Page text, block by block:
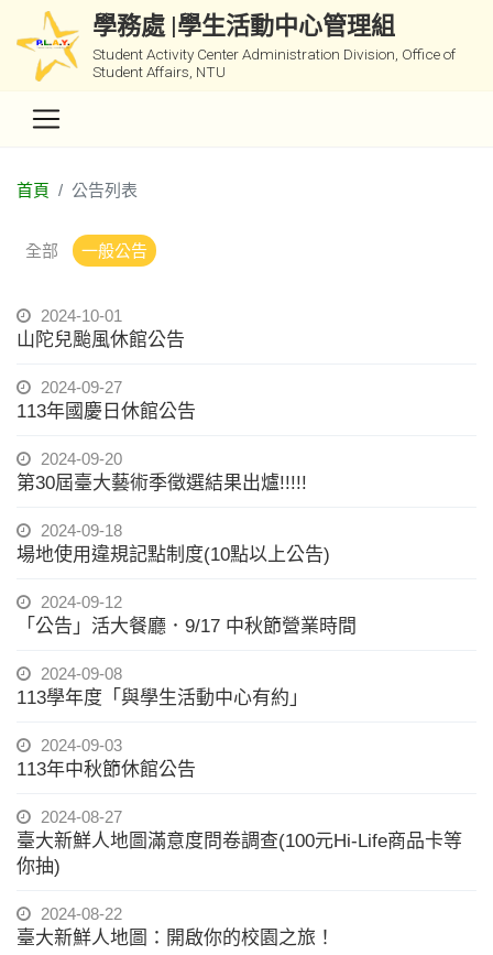
學務處 |學生活動中心管理組
Student Activity Center Administration Division, Office of
Student Affairs, NTU
首頁 公告列表
全部 一般公告
2024-10-01
山陀兒颱風休館公告
2024-09-27
113年國慶日休館公告
2024-09-20
第30屆臺大藝術季徵選結果出爐!!!!!
2024-09-18
場地使用違規記點制度(10點以上公告)
2024-09-12
「公告」活大餐廳．9/17 中秋節營業時間
2024-09-08
113學年度「與學生活動中心有約」
2024-09-03
113年中秋節休館公告
2024-08-27
臺大新鮮人地圖滿意度問卷調查(100元Hi-Life商品卡等
你抽)
2024-08-22
臺大新鮮人地圖：開啟你的校園之旅！